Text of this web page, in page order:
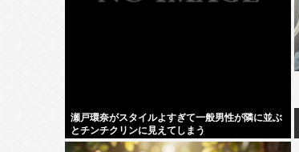
瀬戸環奈がスタイルよすぎて一般男性が隣に並ぶ
とチンチクリンに見えてしまう